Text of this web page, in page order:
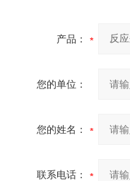
产品：
您的单位：
您的姓名：
联系电话：